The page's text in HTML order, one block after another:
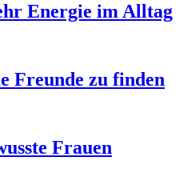
Energie im Alltag
Freunde zu finden
Frauen